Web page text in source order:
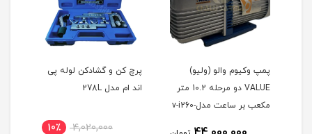
پمپ وکیوم والو (ولیو)
VALUE دو مرحله 10.2 متر
مکعب بر ساعت مدلv-i260-
پرچ کن و گشادکن لوله پی
اند ام مدل 278L
4,020,000 10٪